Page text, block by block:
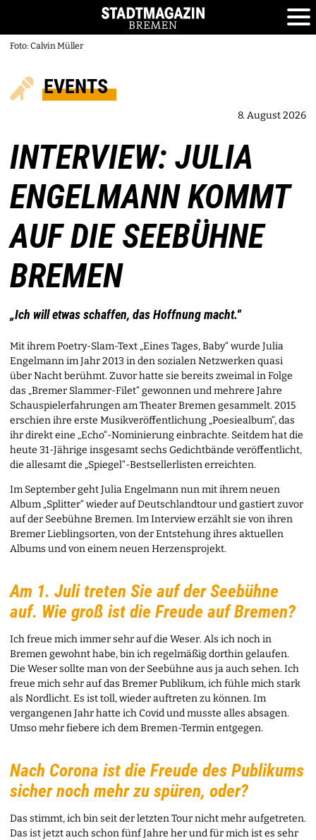
Foto: Calvin Müller
EVENTS
8. August 2026
INTERVIEW: JULIA
ENGELMANN KOMMT
AUF DIE SEEBÜHNE
BREMEN
„Ich will etwas schaffen, das Hoffnung macht.“
Mit ihrem Poetry-Slam-Text „Eines Tages, Baby“ wurde Julia
Engelmann im Jahr 2013 in den sozialen Netzwerken quasi
über Nacht berühmt. Zuvor hatte sie bereits zweimal in Folge
das „Bremer Slammer-Filet“ gewonnen und mehrere Jahre
Schauspielerfahrungen am Theater Bremen gesammelt. 2015
erschien ihre erste Musikveröffentlichung „Poesiealbum“, das
ihr direkt eine „Echo“-Nominierung einbrachte. Seitdem hat die
heute 31-Jährige insgesamt sechs Gedichtbände veröffentlicht,
die allesamt die „Spiegel“-Bestsellerlisten erreichten.
Im September geht Julia Engelmann nun mit ihrem neuen
Album „Splitter“ wieder auf Deutschlandtour und gastiert zuvor
auf der Seebühne Bremen. Im Interview erzählt sie von ihren
Bremer Lieblingsorten, von der Entstehung ihres aktuellen
Albums und von einem neuen Herzensprojekt.
Am 1. Juli treten Sie auf der Seebühne
auf. Wie groß ist die Freude auf Bremen?
Ich freue mich immer sehr auf die Weser. Als ich noch in
Bremen gewohnt habe, bin ich regelmäßig dorthin gelaufen.
Die Weser sollte man von der Seebühne aus ja auch sehen. Ich
freue mich sehr auf das Bremer Publikum, ich fühle mich stark
als Nordlicht. Es ist toll, wieder auftreten zu können. Im
vergangenen Jahr hatte ich Covid und musste alles absagen.
Umso mehr fiebere ich dem Bremen-Termin entgegen.
Nach Corona ist die Freude des Publikums
sicher noch mehr zu spüren, oder?
Das stimmt, ich bin seit der letzten Tour nicht mehr aufgetreten.
Das ist jetzt auch schon fünf Jahre her und für mich ist es sehr